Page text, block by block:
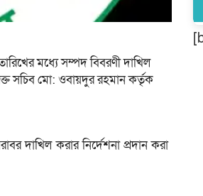
মধ্যে সম্পদ বিবরণী দাখিল
সচিব মো: ওবায়দুর রহমান কর্তৃক
দাখিল করার নির্দেশনা প্রদান করা